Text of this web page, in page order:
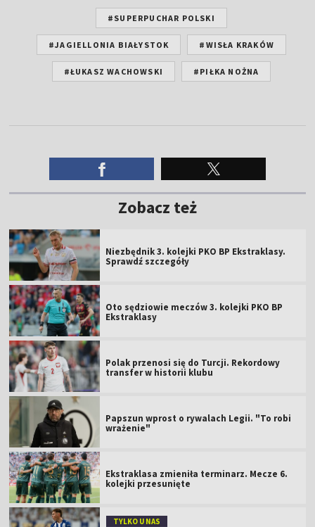
#SUPERPUCHAR POLSKI
#JAGIELLONIA BIAŁYSTOK #WISŁA KRAKÓW
#ŁUKASZ WACHOWSKI #PIŁKA NOŻNA
Zobacz też
Niezbędnik 3. kolejki PKO BP Ekstraklasy.
Sprawdź szczegóły
Oto sędziowie meczów 3. kolejki PKO BP
Ekstraklasy
Polak przenosi się do Turcji. Rekordowy
transfer w historii klubu
Papszun wprost o rywalach Legii. "To robi
wrażenie"
Ekstraklasa zmieniła terminarz. Mecze 6.
kolejki przesunięte
TYLKO U NAS